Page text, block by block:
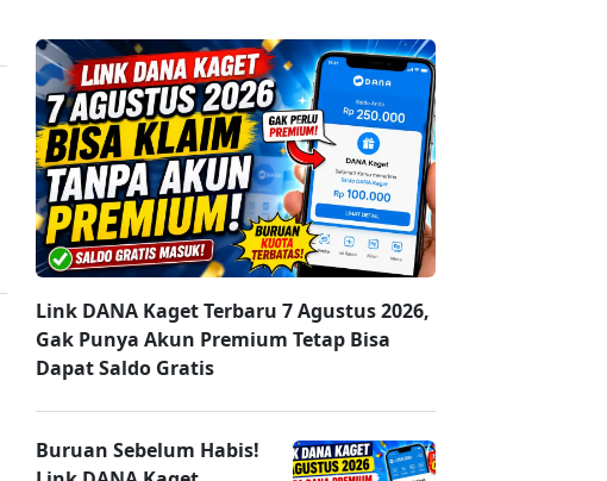
Link DANA Kaget Terbaru 7 Agustus 2026,
Gak Punya Akun Premium Tetap Bisa
Dapat Saldo Gratis
Buruan Sebelum Habis!